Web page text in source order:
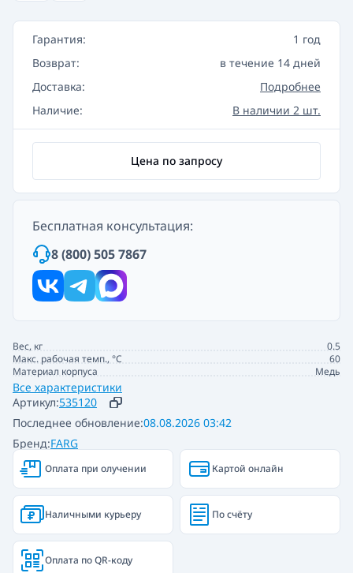
Артикул:535120
Бренд:FARG
Последнее обновление:08.08.2026 03:42
Вес, кг
0.5
Макс. рабочая темп., °С
60
Материал корпуса
Медь
Все характеристики
Гарантия:
1 год
Возврат:
в течение 14 дней
Доставка:
Подробнее
Наличие:
В наличии 2 шт.
Цена по запросу
Бесплатная консультация:
8 (800) 505 7867
Оплата при олучении Картой онлайн
Наличными курьеру По счёту
Оплата по QR-коду